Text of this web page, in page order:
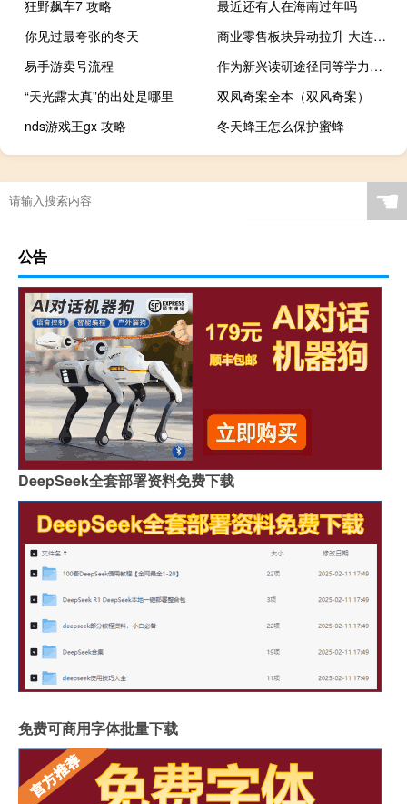
狂野飙车7 攻略
最近还有人在海南过年吗
你见过最夸张的冬天
商业零售板块异动拉升 大连友谊涨停
易手游卖号流程
作为新兴读研途径同等学力申硕费用更低读研更轻松吗
“天光露太真”的出处是哪里
双凤奇案全本（双风奇案）
nds游戏王gx 攻略
冬天蜂王怎么保护蜜蜂
☚
公告
DeepSeek全套部署资料免费下载
免费可商用字体批量下载